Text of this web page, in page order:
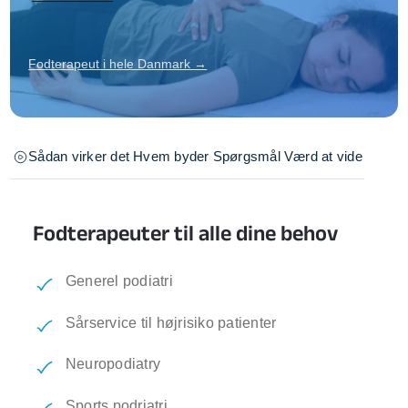
Fodterapeut i hele Danmark →
Sådan virker det Hvem byder Spørgsmål Værd at vide
Fodterapeuter til alle dine behov
Generel podiatri
Sårservice til højrisiko patienter
Neuropodiatry